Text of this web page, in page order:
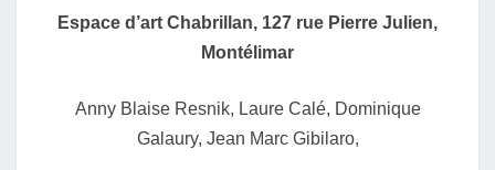
Espace d’art Chabrillan, 127 rue Pierre Julien,
Montélimar
Anny Blaise Resnik, Laure Calé, Dominique
Galaury, Jean Marc Gibilaro,